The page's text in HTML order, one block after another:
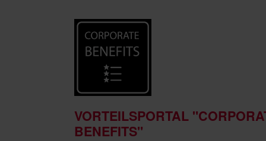
VORTEILSPORTAL
BENEFITS"